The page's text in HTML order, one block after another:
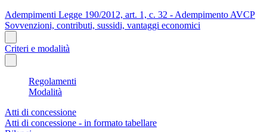
Adempimenti Legge 190/2012, art. 1, c. 32 - Adempimento AVCP
Sovvenzioni, contributi, sussidi, vantaggi economici
Criteri e modalità
Regolamenti
Modalità
Atti di concessione
Atti di concessione - in formato tabellare